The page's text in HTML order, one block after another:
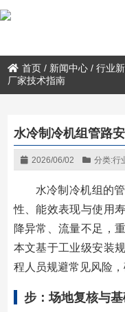
首页 / 新闻中心 /行业
厂家技术指南
水冷制冷机组管路
2026/06/02 分类:行
水冷制冷机组的
性、能效表现与使用
降异常、流量不足，
本文基于工业级安装
程人员规避常见风险，
步：场地复核与